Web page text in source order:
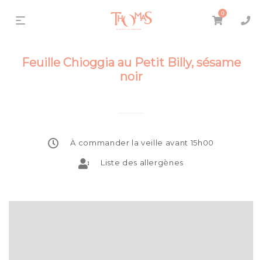
0
Feuille Chioggia au Petit Billy, sésame
noir
À commander la veille avant 15h00
Liste des allergènes